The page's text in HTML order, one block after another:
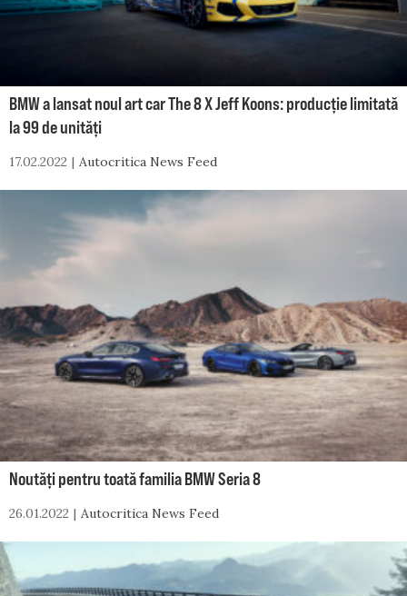
BMW a lansat noul art car The 8 X Jeff Koons: producție limitată
la 99 de unități
17.02.2022 Autocritica News Feed
Noutăți pentru toată familia BMW Seria 8
26.01.2022 Autocritica News Feed